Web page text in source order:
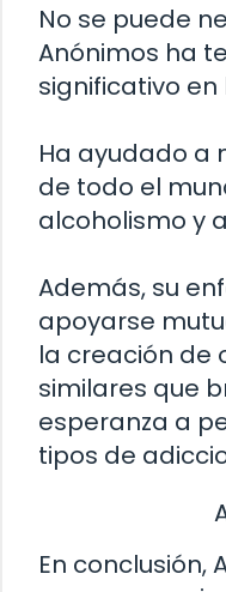
No se puede
Anónimos ha
significativo
Ha ayudado a
de todo el
alcoholismo y
Además, su
apoyarse
la creación de
similares que
esperanza a
tipos de
En conclusión,